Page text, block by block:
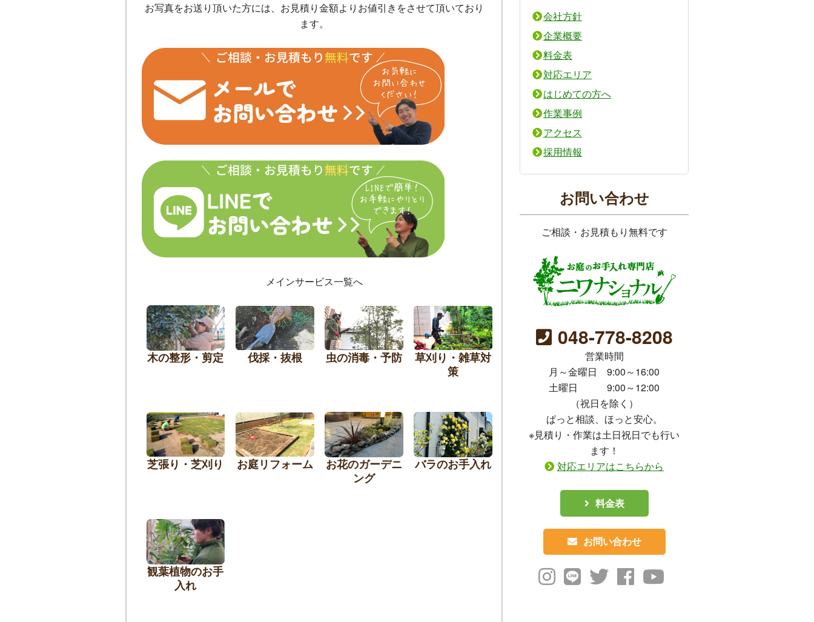
お写真をお送り頂いた方には、お見積り金額よりお値引きをさせて頂いており
ます。
メインサービス一覧へ
木の整形・剪定 伐採・抜根 虫の消毒・予防
草刈り・雑草対
策
芝張り・芝刈り お庭リフォーム
お花のガーデニ
ング
バラのお手入れ
観葉植物のお手
入れ
会社方針
企業概要
料金表
対応エリア
はじめての方へ
作業事例
アクセス
採用情報
お問い合わせ
ご相談・お見積もり無料です
048-778-8208
営業時間
月～金曜日 9:00～16:00
土曜日 9:00～12:00
（祝日を除く）
ぱっと相談、ほっと安心。
※見積り・作業は土日祝日でも行い
ます！
対応エリアはこちらから
料金表
お問い合わせ